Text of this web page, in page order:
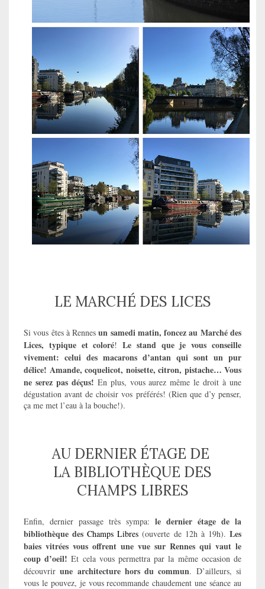
LE MARCHÉ DES LICES
Si vous êtes à Rennesun samedi matin, foncez au Marché des
Lices, typique et coloré!Le stand que je vous conseille
vivement: celui des macarons d’antan qui sont un pur
délice! Amande, coquelicot, noisette, citron, pistache… Vous
ne serez pas déçus! En plus, vous aurez même le droit à une
dégustation avant de choisir vos préférés! (Rien que d’y penser,
ça me met l’eau à la bouche!).
AU DERNIER ÉTAGE DE
LA BIBLIOTHÈQUE DES
CHAMPS LIBRES
Enfin, dernier passage très sympa: le dernier étage de la
bibliothèque desChamps Libres (ouverte de 12h à 19h).Les
baies vitrées vous offrent une vue sur Rennes qui vaut le
coup d’oeil! Et cela vous permettra par la même occasion de
découvrirune architecture hors du commun. D’ailleurs, si
vous le pouvez, je vous recommande chaudement une séance au